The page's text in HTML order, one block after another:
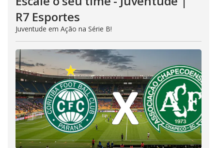
R7 Esportes
Juventude em Ação na Série B!